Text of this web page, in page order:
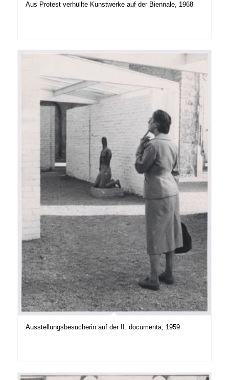
Aus Protest verhüllte Kunstwerke auf der Biennale, 1968
Ausstellungsbesucherin auf der II. documenta, 1959